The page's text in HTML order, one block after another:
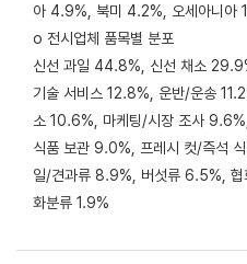
아 4.9%, 북미 4.2%, 오세아니아
o 전시업체 품목별 분포
신선 과일 44.8%, 신선 채소
기술 서비스 12.8%, 운반/운송
소 10.6%, 마케팅/시장 조사
식품 보관 9.0%, 프레시 컷/즉석
일/견과류 8.9%, 버섯류 6.5%,
화분류 1.9%